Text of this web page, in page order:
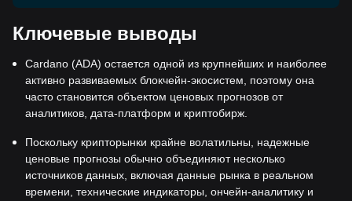
Ключевые выводы
Cardano (ADA) остается одной из крупнейших и наиболее
активно развиваемых блокчейн-экосистем, поэтому она
часто становится объектом ценовых прогнозов от
аналитиков, дата-платформ и криптобирж.
Поскольку крипторынки крайне волатильны, надежные
ценовые прогнозы обычно объединяют несколько
источников данных, включая данные рынка в реальном
времени, технические индикаторы, ончейн-аналитику и